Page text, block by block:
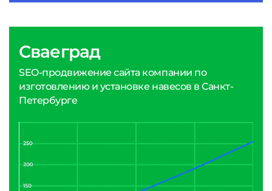
Сваеград
SEO-продвижение сайта компании по
изготовлению и установке навесов в Санкт-
Петербурге